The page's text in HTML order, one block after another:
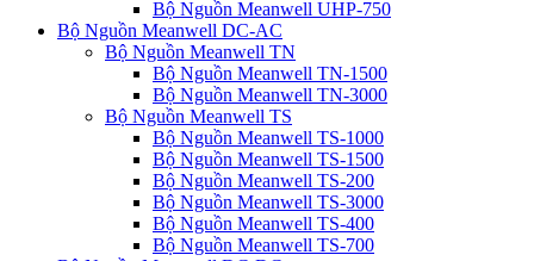
Bộ Nguồn Meanwell UHP-750
Bộ Nguồn Meanwell DC-AC
Bộ Nguồn Meanwell TN
Bộ Nguồn Meanwell TN-1500
Bộ Nguồn Meanwell TN-3000
Bộ Nguồn Meanwell TS
Bộ Nguồn Meanwell TS-1000
Bộ Nguồn Meanwell TS-1500
Bộ Nguồn Meanwell TS-200
Bộ Nguồn Meanwell TS-3000
Bộ Nguồn Meanwell TS-400
Bộ Nguồn Meanwell TS-700